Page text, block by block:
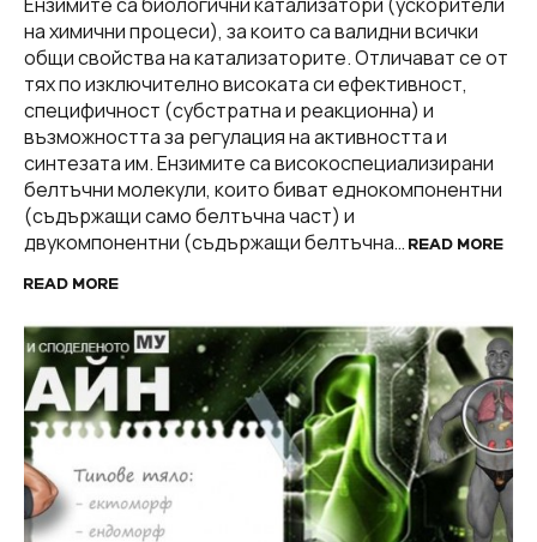
на химични процеси), за които са валидни всички
общи свойства на катализаторите. Отличават се от
тях по изключително високата си ефективност,
специфичност (субстратна и реакционна) и
възможността за регулация на активността и
синтезата им. Ензимите са високоспециализирани
белтъчни молекули, които биват еднокомпонентни
(съдържащи само белтъчна част) и
двукомпонентни (съдържащи белтъчна… READ MORE
READ MORE